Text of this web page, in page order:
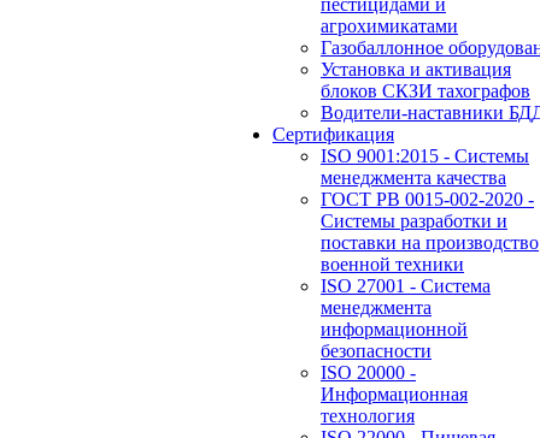
пестицидами и
агрохимикатами
Газобаллонное
Установка и активация
блоков СКЗИ тахографов
Водители-наставники
Сертификация
ISO 9001:2015 - Системы
менеджмента качества
ГОСТ РВ 0015-002-2020 -
Системы разработки и
поставки на производство
военной техники
ISO 27001 - Система
менеджмента
информационной
безопасности
ISO 20000 -
Информационная
технология